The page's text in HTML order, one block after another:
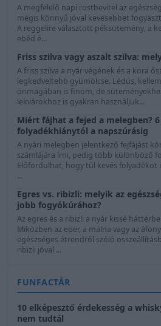
A megfelelő napi rostbevitel az
mégis könnyű jóval kevesebbet
A reggelire választott péksütemény, a
ebéd é...
Friss szilva vagy aszalt szilva:
A friss szilva a nyár végének és a kora
legkedveltebb gyümölcse. Lédús,
önmagában is finom, de
lekvárokhoz is gyakran használjuk...
Miért fájhat a fejed a melegben?
folyadékhiánytól a napszúrásig
A nyári melegben jelentkező fejfájást
számlájára írni, pedig több különböző
Előfordulhat, hogy túl kevés folyadékot
...
Egres vs. ribizli: melyik az
jobb fogyókúrához?
Az egres és a ribizli a nyár kissé
Miközben az eper, a málna vagy az
egészséges étrendről szóló
ribizli jóval ...
FUNFACTÁR
10 elképesztő érdekesség a
nem tudtál